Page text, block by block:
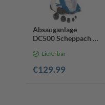
Absauganlage
DC500 Scheppach -
550W | Luftleistung
tlg. Adapterset
Lieferbar
€129.99